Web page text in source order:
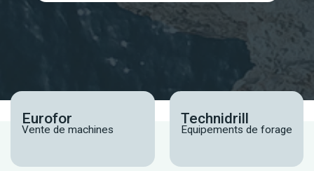
Eurofor
Vente de machines
Technidrill
Equipements de forage